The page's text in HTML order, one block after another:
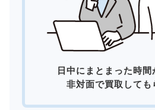
日中にまとまった時間
非対面で買取しても